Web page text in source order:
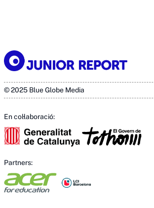
© 2025 Blue Globe Media
En col·laboració:
Partners: